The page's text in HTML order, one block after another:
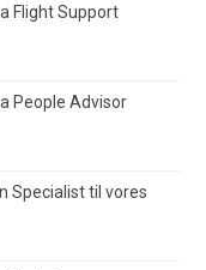
Flight Support
People Advisor
Specialist til vores